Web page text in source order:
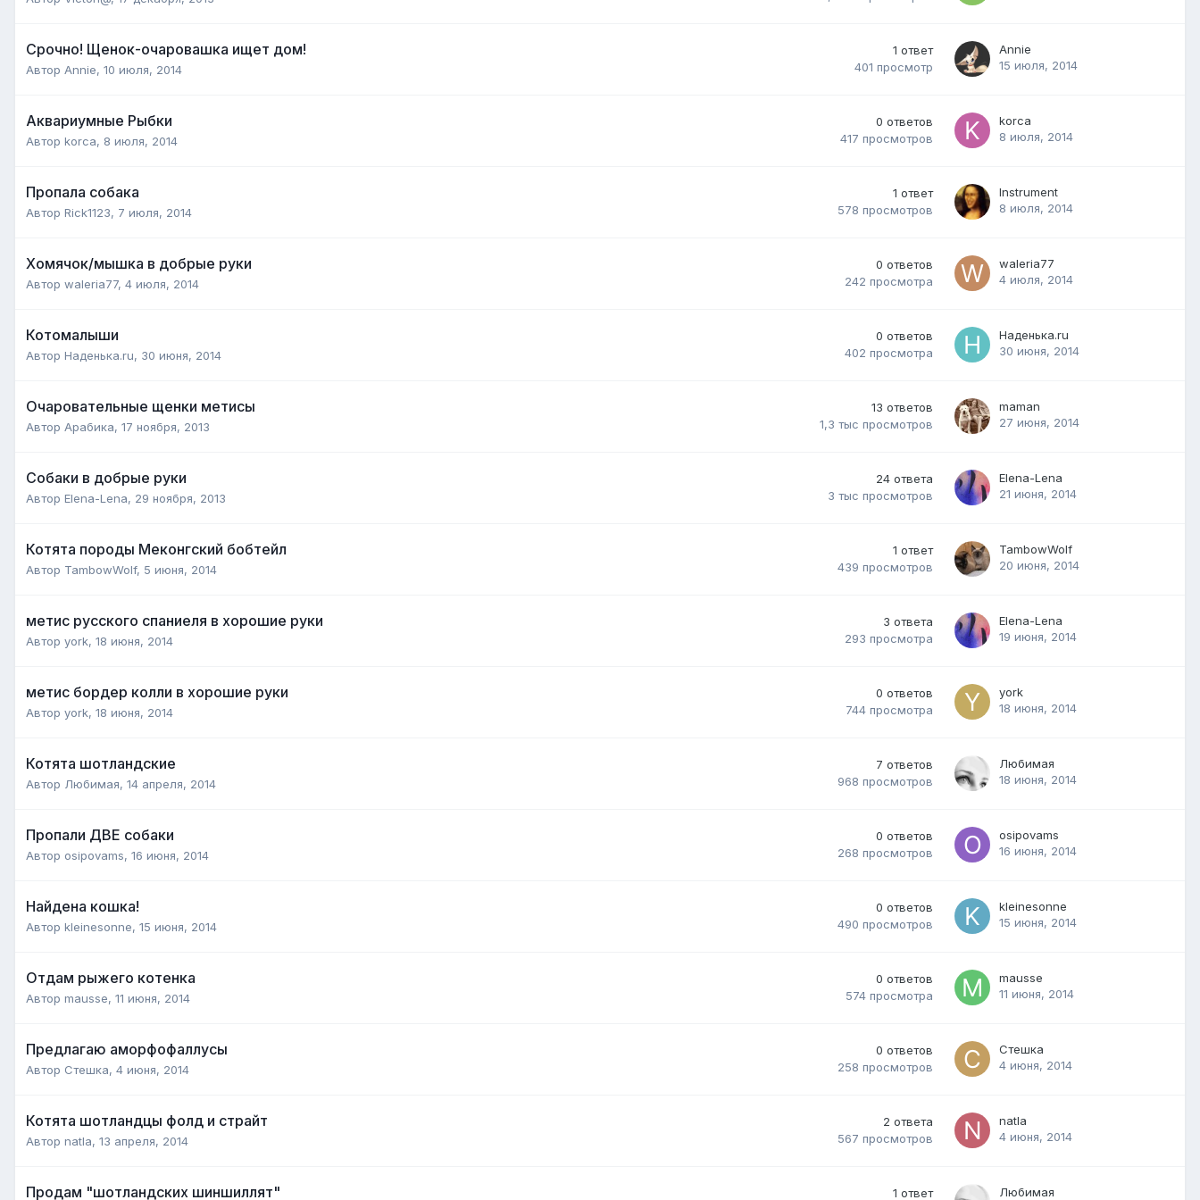
Срочно! Щенок-очаровашка ищет дом!
Автор Annie, 10 июля, 2014
1 ответ
401 просмотр
Annie
15 июля, 2014
Аквариумные Рыбки
Автор korca, 8 июля, 2014
0 ответов
417 просмотров
korca
8 июля, 2014
Пропала собака
Автор Rick1123, 7 июля, 2014
1 ответ
578 просмотров
Instrument
8 июля, 2014
Хомячок/мышка в добрые руки
Автор waleria77, 4 июля, 2014
0 ответов
242 просмотра
waleria77
4 июля, 2014
Котомалыши
Автор Наденька.ru, 30 июня, 2014
0 ответов
402 просмотра
Наденька.ru
30 июня, 2014
Очаровательные щенки метисы
Автор Арабика, 17 ноября, 2013
13 ответов
1,3 тыс просмотров
maman
27 июня, 2014
Собаки в добрые руки
Автор Elena-Lena, 29 ноября, 2013
24 ответа
3 тыс просмотров
Elena-Lena
21 июня, 2014
Котята породы Меконгский бобтейл
Автор TambowWolf, 5 июня, 2014
1 ответ
439 просмотров
TambowWolf
20 июня, 2014
метис русского спаниеля в хорошие руки
Автор york, 18 июня, 2014
3 ответа
293 просмотра
Elena-Lena
19 июня, 2014
метис бордер колли в хорошие руки
Автор york, 18 июня, 2014
0 ответов
744 просмотра
york
18 июня, 2014
Котята шотландские
Автор Любимая, 14 апреля, 2014
7 ответов
968 просмотров
Любимая
18 июня, 2014
Пропали ДВЕ собаки
Автор osipovams, 16 июня, 2014
0 ответов
268 просмотров
osipovams
16 июня, 2014
Найдена кошка!
Автор kleinesonne, 15 июня, 2014
0 ответов
490 просмотров
kleinesonne
15 июня, 2014
Отдам рыжего котенка
Автор mausse, 11 июня, 2014
0 ответов
574 просмотра
mausse
11 июня, 2014
Предлагаю аморфофаллусы
Автор Стешка, 4 июня, 2014
0 ответов
258 просмотров
Стешка
4 июня, 2014
Котята шотландцы фолд и страйт
Автор natla, 13 апреля, 2014
2 ответа
567 просмотров
natla
4 июня, 2014
Продам "шотландских шиншиллят" 1 ответ
Любимая